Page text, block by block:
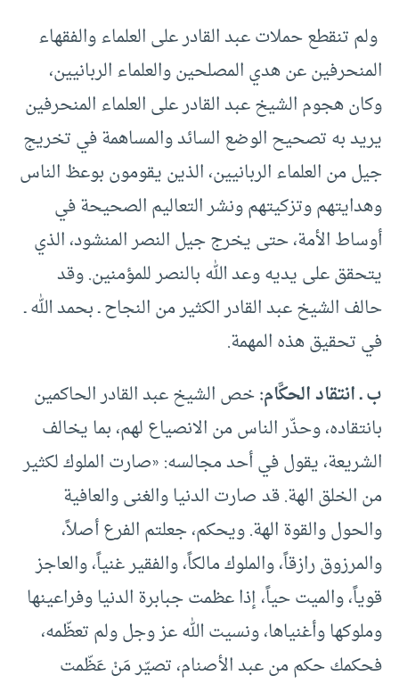
ولم تنقطع حملات عبد القادر على العلماء والفقهاء
المنحرفين عن هدي المصلحين والعلماء الربانيين،
وكان هجوم الشيخ عبد القادر على العلماء المنحرفين
يريد به تصحيح الوضع السائد والمساهمة في تخريج
جيل من العلماء الربانيين، الذين يقومون بوعظ الناس
وهدايتهم وتزكيتهم ونشر التعاليم الصحيحة في
أوساط الأمة، حتى يخرج جيل النصر المنشود، الذي
يتحقق على يديه وعد الله بالنصر للمؤمنين. وقد
حالف الشيخ عبد القادر الكثير من النجاح ـ بحمد الله ـ
في تحقيق هذه المهمة.
ب ـ انتقاد الحكَّام:خص الشيخ عبد القادر الحاكمين
بانتقاده، وحذّر الناس من الانصياع لهم، بما يخالف
الشريعة، يقول في أحد مجالسه: «صارت الملوك لكثير
من الخلق الهة. قد صارت الدنيا والغنى والعافية
والحول والقوة الهة. ويحكم، جعلتم الفرع أصلاً،
والمرزوق رازقاً، والملوك مالكاً، والفقير غنياً، والعاجز
قوياً، والميت حياً، إذا عظمت جبابرة الدنيا وفراعينها
وملوكها وأغنياها، ونسيت الله عز وجل ولم تعظّمه،
فحكمك حكم من عبد الأصنام، تصيّر مَنْ عَظّمت